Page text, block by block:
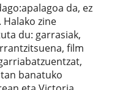
da, ez
zine
du: garrasiak,
film
banatuko